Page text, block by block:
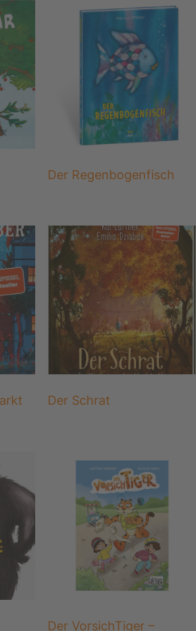
Der Regenbogenfisch
Der Schrat
Der VorsichTiger –